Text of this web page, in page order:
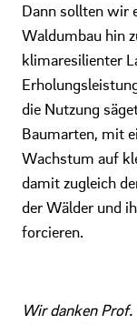
Dann sollten wir
Waldumbau hin
klimaresilienter
die Nutzung
Baumarten, mit
Wachstum auf
damit zugleich
der Wälder und
forcieren.
Wir danken